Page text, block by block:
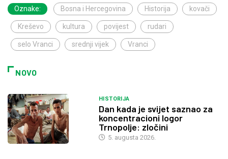
Oznake: Bosna i Hercegovina Historija kovači
Kreševo kultura povijest rudari
selo Vranci srednji vijek Vranci
NOVO
HISTORIJA
Dan kada je svijet saznao za
koncentracioni logor
Trnopolje: zločini
5. augusta 2026.